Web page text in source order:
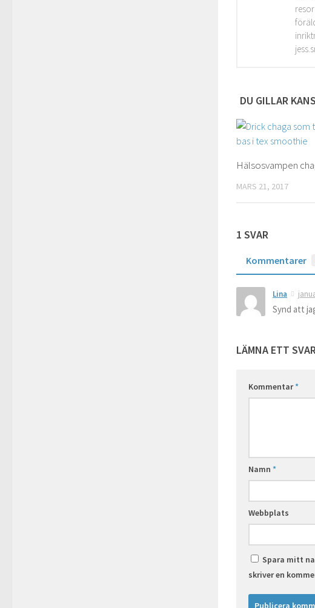
DU GILLAR
Hälsosvampen
MARS 21, 2017
1 SVAR
Kommentarer
Lina
Synd att
LÄMNA ETT
Kommentar*
Namn *
Webbplats
Spara mitt
skriver en